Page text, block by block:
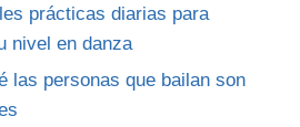
prácticas diarias para
nivel en danza
las personas que bailan son